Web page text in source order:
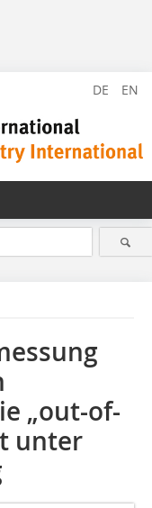
DE EN
„out-of-
unter